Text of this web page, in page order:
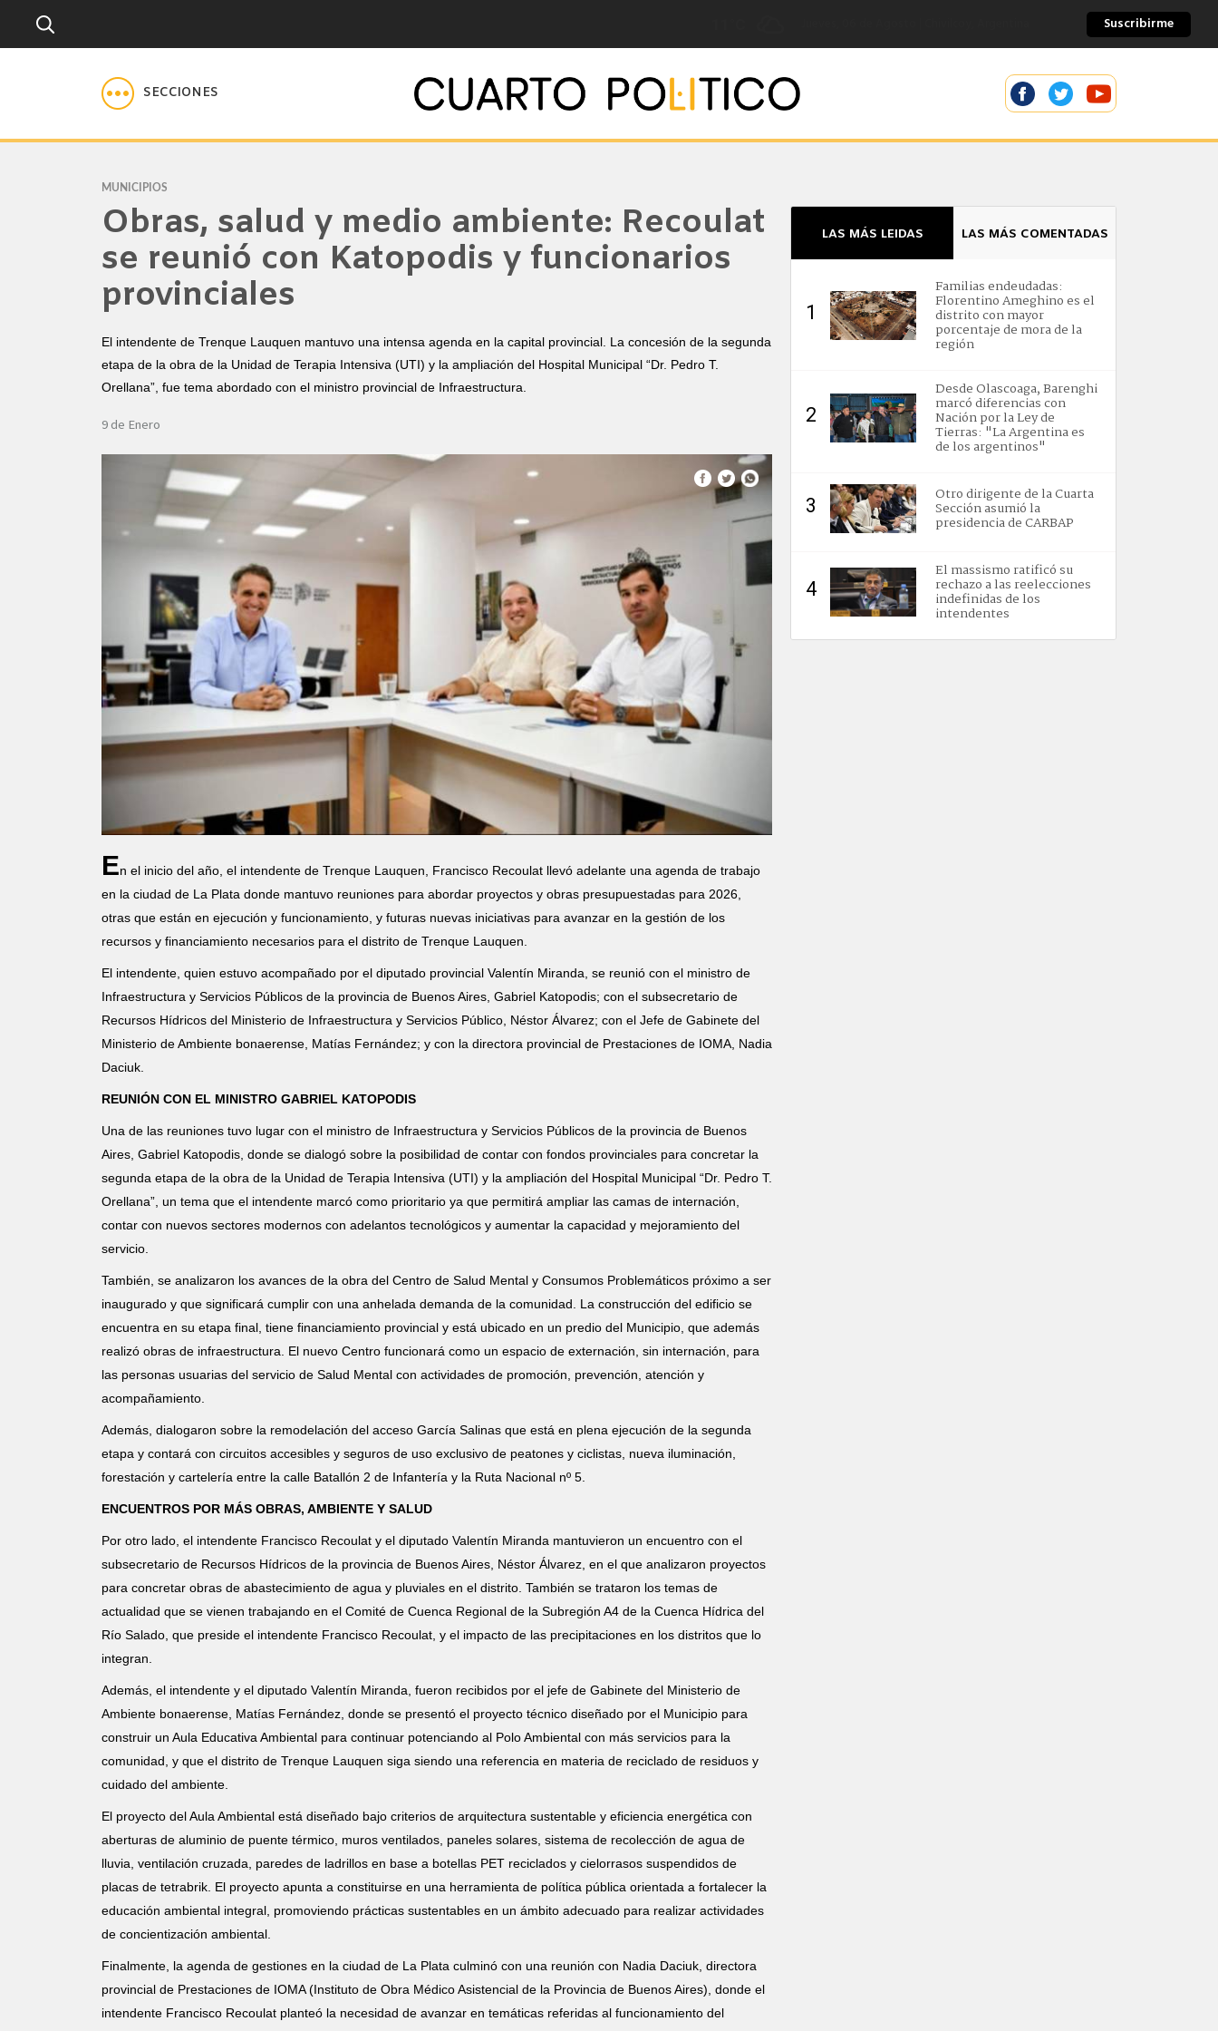
Suscribirme
SECCIONES
MUNICIPIOS
Obras, salud y medio ambiente: Recoulat
se reunió con Katopodis y funcionarios
provinciales
El intendente de Trenque Lauquen mantuvo una intensa agenda en la capital provincial. La concesión de la segunda
etapa de la obra de la Unidad de Terapia Intensiva (UTI) y la ampliación del Hospital Municipal “Dr. Pedro T.
Orellana”, fue tema abordado con el ministro provincial de Infraestructura.
9 de Enero
En el inicio del año, el intendente de Trenque Lauquen, Francisco Recoulat llevó adelante una agenda de trabajo
en la ciudad de La Plata donde mantuvo reuniones para abordar proyectos y obras presupuestadas para 2026,
otras que están en ejecución y funcionamiento, y futuras nuevas iniciativas para avanzar en la gestión de los
recursos y financiamiento necesarios para el distrito de Trenque Lauquen.
El intendente, quien estuvo acompañado por el diputado provincial Valentín Miranda, se reunió con el ministro de
Infraestructura y Servicios Públicos de la provincia de Buenos Aires, Gabriel Katopodis; con el subsecretario de
Recursos Hídricos del Ministerio de Infraestructura y Servicios Público, Néstor Álvarez; con el Jefe de Gabinete del
Ministerio de Ambiente bonaerense, Matías Fernández; y con la directora provincial de Prestaciones de IOMA, Nadia
Daciuk.
REUNIÓN CON EL MINISTRO GABRIEL KATOPODIS
Una de las reuniones tuvo lugar con el ministro de Infraestructura y Servicios Públicos de la provincia de Buenos
Aires, Gabriel Katopodis, donde se dialogó sobre la posibilidad de contar con fondos provinciales para concretar la
segunda etapa de la obra de la Unidad de Terapia Intensiva (UTI) y la ampliación del Hospital Municipal “Dr. Pedro T.
Orellana”, un tema que el intendente marcó como prioritario ya que permitirá ampliar las camas de internación,
contar con nuevos sectores modernos con adelantos tecnológicos y aumentar la capacidad y mejoramiento del
servicio.
También, se analizaron los avances de la obra del Centro de Salud Mental y Consumos Problemáticos próximo a ser
inaugurado y que significará cumplir con una anhelada demanda de la comunidad. La construcción del edificio se
encuentra en su etapa final, tiene financiamiento provincial y está ubicado en un predio del Municipio, que además
realizó obras de infraestructura. El nuevo Centro funcionará como un espacio de externación, sin internación, para
las personas usuarias del servicio de Salud Mental con actividades de promoción, prevención, atención y
acompañamiento.
Además, dialogaron sobre la remodelación del acceso García Salinas que está en plena ejecución de la segunda
etapa y contará con circuitos accesibles y seguros de uso exclusivo de peatones y ciclistas, nueva iluminación,
forestación y cartelería entre la calle Batallón 2 de Infantería y la Ruta Nacional nº 5.
ENCUENTROS POR MÁS OBRAS, AMBIENTE Y SALUD
Por otro lado, el intendente Francisco Recoulat y el diputado Valentín Miranda mantuvieron un encuentro con el
subsecretario de Recursos Hídricos de la provincia de Buenos Aires, Néstor Álvarez, en el que analizaron proyectos
para concretar obras de abastecimiento de agua y pluviales en el distrito. También se trataron los temas de
actualidad que se vienen trabajando en el Comité de Cuenca Regional de la Subregión A4 de la Cuenca Hídrica del
Río Salado, que preside el intendente Francisco Recoulat, y el impacto de las precipitaciones en los distritos que lo
integran.
Además, el intendente y el diputado Valentín Miranda, fueron recibidos por el jefe de Gabinete del Ministerio de
Ambiente bonaerense, Matías Fernández, donde se presentó el proyecto técnico diseñado por el Municipio para
construir un Aula Educativa Ambiental para continuar potenciando al Polo Ambiental con más servicios para la
comunidad, y que el distrito de Trenque Lauquen siga siendo una referencia en materia de reciclado de residuos y
cuidado del ambiente.
El proyecto del Aula Ambiental está diseñado bajo criterios de arquitectura sustentable y eficiencia energética con
aberturas de aluminio de puente térmico, muros ventilados, paneles solares, sistema de recolección de agua de
lluvia, ventilación cruzada, paredes de ladrillos en base a botellas PET reciclados y cielorrasos suspendidos de
placas de tetrabrik. El proyecto apunta a constituirse en una herramienta de política pública orientada a fortalecer la
educación ambiental integral, promoviendo prácticas sustentables en un ámbito adecuado para realizar actividades
de concientización ambiental.
Finalmente, la agenda de gestiones en la ciudad de La Plata culminó con una reunión con Nadia Daciuk, directora
provincial de Prestaciones de IOMA (Instituto de Obra Médico Asistencial de la Provincia de Buenos Aires), donde el
intendente Francisco Recoulat planteó la necesidad de avanzar en temáticas referidas al funcionamiento del
LAS MÁS LEIDAS LAS MÁS COMENTADAS
1
Familias endeudadas:
Florentino Ameghino es el
distrito con mayor
porcentaje de mora de la
región
2
Desde Olascoaga, Barenghi
marcó diferencias con
Nación por la Ley de
Tierras: "La Argentina es
de los argentinos"
3 Otro dirigente de la Cuarta
Sección asumió la
presidencia de CARBAP
4
El massismo ratificó su
rechazo a las reelecciones
indefinidas de los
intendentes